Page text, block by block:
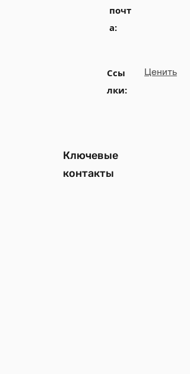
почт
а:
Ссы
лки:
Ценить
Ключевые
контакты